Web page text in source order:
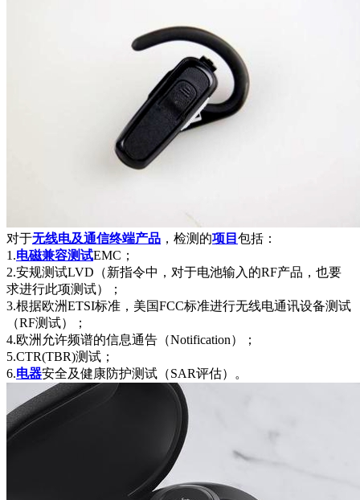
对于无线电及通信终端产品 ，检测的项目 包括：
1.电磁兼容测试EMC；
2.安规测试LVD（新指令中，对于电池输入的RF产品，也要
求进行此项测试）；
3.根据欧洲ETSI标准，美国FCC标准进行无线电通讯设备测试
（RF测试）；
4.欧洲允许频谱的信息通告（Notification）；
5.CTR(TBR)测试；
6.电器安全及健康防护测试（SAR评估）。